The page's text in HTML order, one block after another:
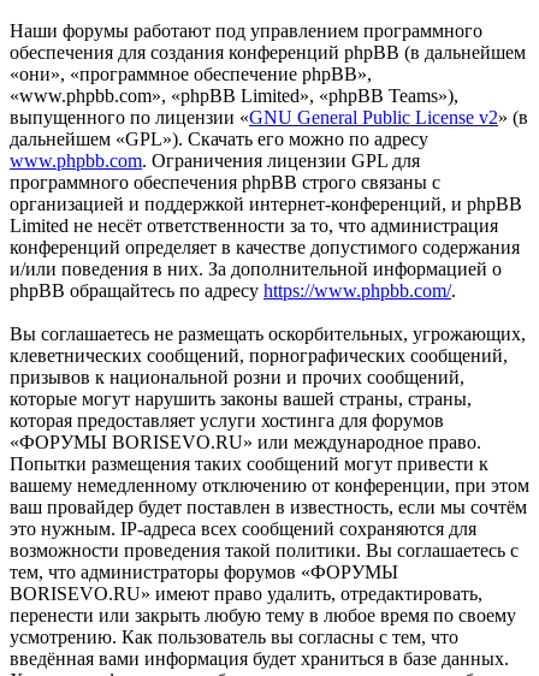
Наши форумы работают под управлением программного
обеспечения для создания конференций phpBB (в дальнейшем
«они», «программное обеспечение phpBB»,
«www.phpbb.com», «phpBB Limited», «phpBB Teams»),
выпущенного по лицензии «GNU General Public License v2» (в
дальнейшем «GPL»). Скачать его можно по адресу
www.phpbb.com. Ограничения лицензии GPL для
программного обеспечения phpBB строго связаны с
организацией и поддержкой интернет-конференций, и phpBB
Limited не несёт ответственности за то, что администрация
конференций определяет в качестве допустимого содержания
и/или поведения в них. За дополнительной информацией о
phpBB обращайтесь по адресу https://www.phpbb.com/.
Вы соглашаетесь не размещать оскорбительных, угрожающих,
клеветнических сообщений, порнографических сообщений,
призывов к национальной розни и прочих сообщений,
которые могут нарушить законы вашей страны, страны,
которая предоставляет услуги хостинга для форумов
«ФОРУМЫ BORISEVO.RU» или международное право.
Попытки размещения таких сообщений могут привести к
вашему немедленному отключению от конференции, при этом
ваш провайдер будет поставлен в известность, если мы сочтём
это нужным. IP-адреса всех сообщений сохраняются для
возможности проведения такой политики. Вы соглашаетесь с
тем, что администраторы форумов «ФОРУМЫ
BORISEVO.RU» имеют право удалить, отредактировать,
перенести или закрыть любую тему в любое время по своему
усмотрению. Как пользователь вы согласны с тем, что
введённая вами информация будет храниться в базе данных.